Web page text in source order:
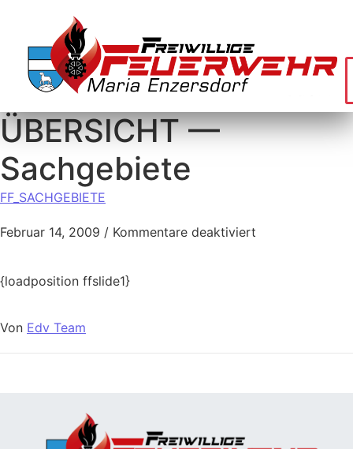
ÜBERSICHT —
Sachgebiete
FF_SACHGEBIETE
Februar 14, 2009 / Kommentare deaktiviert
{loadposition ffslide1}
Von Edv Team